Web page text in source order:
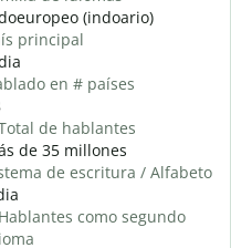
(indoario)
principal
en # países
de hablantes
de 35 millones
de escritura / Alfabeto
como segundo